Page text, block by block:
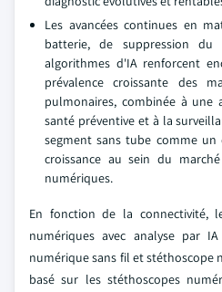
Les avancées continues en
batterie, de suppression
algorithmes d'IA renforcent
prévalence croissante des
pulmonaires, combinée à
santé préventive et à la
segment sans tube comme
croissance au sein du
numériques.
En fonction de la connectivité,
numériques avec analyse par
numérique sans fil et stéthoscope
basé sur les stéthoscopes